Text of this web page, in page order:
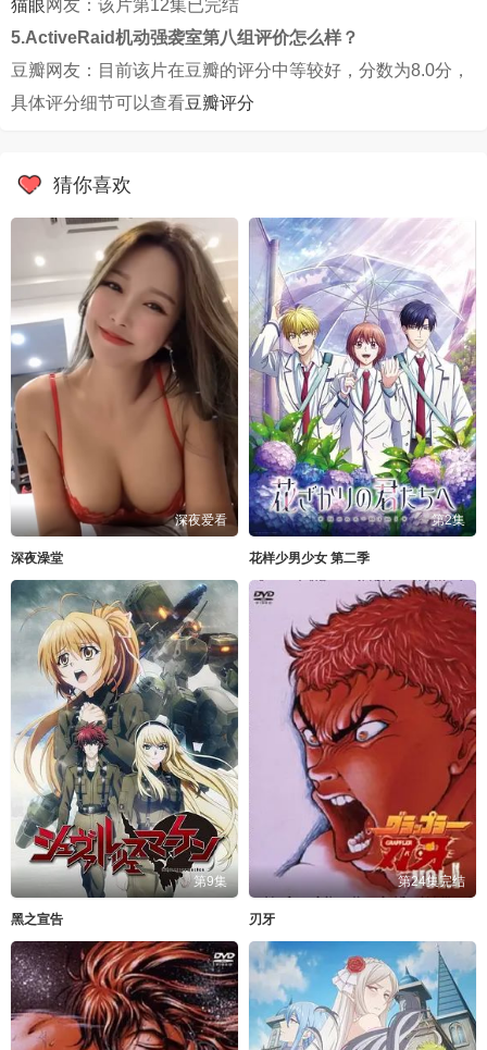
猫眼网友：该片第12集已完结
5.ActiveRaid机动强袭室第八组评价怎么样？
豆瓣网友：目前该片在豆瓣的评分中等较好，分数为8.0分，
具体评分细节可以查看豆瓣评分
猜你喜欢
深夜爱看
深夜澡堂
第2集
花样少男少女 第二季
第9集
黑之宣告
第24集完结
刃牙